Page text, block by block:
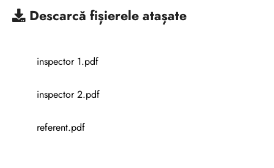
Descarcă fișierele atașate
inspector 1.pdf
inspector 2.pdf
referent.pdf